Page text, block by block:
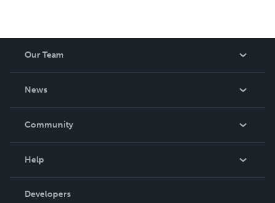
Our Team
News
In The News
Community
Podcast
Help
Order Lookup
Developers